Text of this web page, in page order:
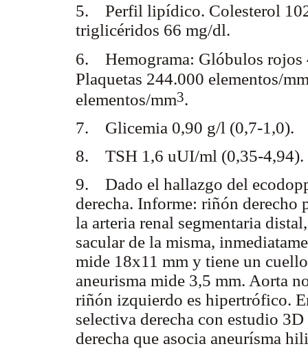
5. Perfil lipídico. Colesterol
triglicéridos 66 mg/dl.
6. Hemograma: Glóbulos rojos
Plaquetas 244.000 elementos/
elementos/mm3.
7. Glicemia 0,90 g/l (0,7-1,0).
8. TSH 1,6 uUI/ml (0,35-4,94).
9. Dado el hallazgo del
derecha. Informe: riñón derecho
la arteria renal segmentaria
sacular de la misma,
mide 18x11 mm y tiene un
aneurisma mide 3,5 mm. Aorta
riñón izquierdo es hipertrófico.
selectiva derecha con estudio
derecha que asocia aneurísma